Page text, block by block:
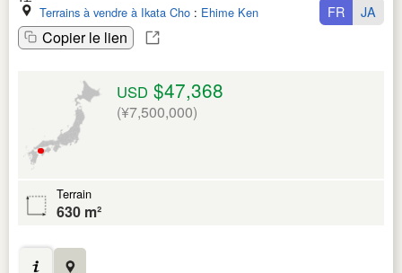
Terrains à vendre à Ikata Cho : Ehime Ken
Copier le lien
FR JA
USD $47,368
(¥7,500,000)
Terrain
630 m²